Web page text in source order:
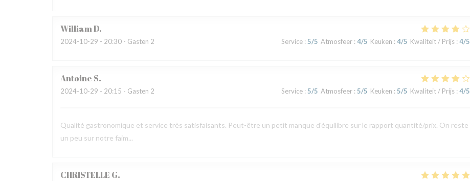
WilliamD
2024-10-29 - 20:30 - Gasten 2 Service: 5/5 Atmosfeer: 4/5 Keuken : 4/5 Kwaliteit / Prijs: 4/5
Antoine S
2024-10-29 - 20:15 - Gasten 2 Service: 5/5 Atmosfeer: 5/5 Keuken : 5/5 Kwaliteit / Prijs: 4/5
Qualité gastronomique et service très satisfaisants. Peut-être un petit manque d'équilibre sur le rapport quantité/prix. On reste
un peu sur notre faim...
CHRISTELLE G